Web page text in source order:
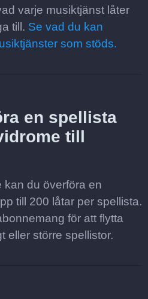
varje musiktjänst låter
till. Se vad du kan
som stöds.
en spellista
till
kan du överföra en
till 200 låtar per spellista.
för att flytta
eller större spellistor.